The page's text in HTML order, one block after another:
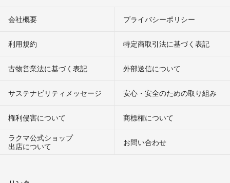
会社概要 プライバシーポリシー
利用規約 特定商取引法に基づく表記
古物営業法に基づく表記 外部送信について
サステナビリティメッセージ 安心・安全のための取り組み
権利侵害について
商標権について
ラクマ公式ショップ
出店について
お問い合わせ